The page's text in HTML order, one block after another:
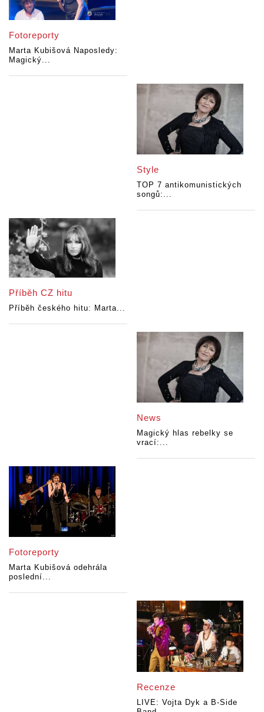
Fotoreporty
Marta Kubišová Naposledy:
Magický...
Style
TOP 7 antikomunistických
songů:...
Příběh CZ hitu
Příběh českého hitu: Marta...
News
Magický hlas rebelky se
vrací:...
Fotoreporty
Marta Kubišová odehrála
poslední...
Recenze
LIVE: Vojta Dyk a B-Side